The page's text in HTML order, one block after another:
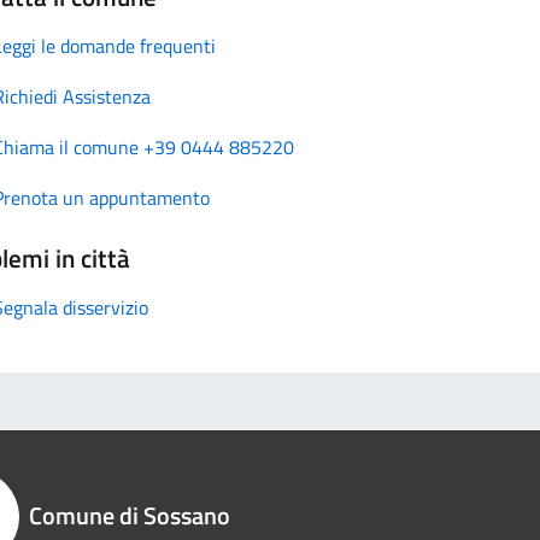
le domande frequenti
Assistenza
il comune +39 0444 885220
un appuntamento
in città
disservizio
Comune di Sossano